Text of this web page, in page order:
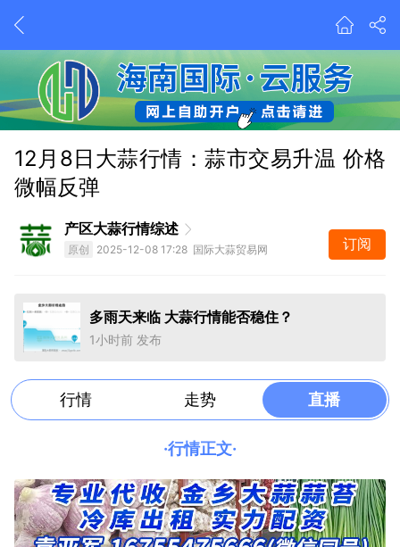
12月8日大蒜行情：蒜市交易升温 价格
微幅反弹
产区大蒜行情综述
原创 2025-12-08 17:28 国际大蒜贸易网 订阅
今年蒜市有蹊跷、由蒜片引发深思考
2026-8-4 08:09 发布
1小时前 发布
多雨天来临 大蒜行情能否稳住？
1小时前 发布
行情 走势 直播
·行情正文·